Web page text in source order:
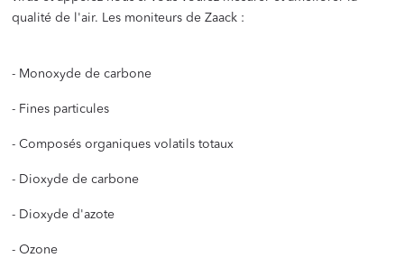
qualité de l'air. Les moniteurs de Zaack :
- Monoxyde de carbone
- Fines particules
- Composés organiques volatils totaux
- Dioxyde de carbone
- Dioxyde d'azote
- Ozone